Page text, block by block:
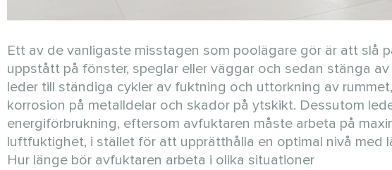
Ett av de vanligaste misstagen som poolägare gör är att slå
uppstått på fönster, speglar eller väggar och sedan stänga
leder till ständiga cykler av fuktning och uttorkning av
korrosion på metalldelar och skador på ytskikt. Dessutom
energiförbrukning, eftersom avfuktaren måste arbeta på
luftfuktighet, i stället för att upprätthålla en optimal nivå med
Hur länge bör avfuktaren arbeta i olika situationer